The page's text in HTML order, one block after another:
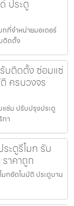
ประตู
ทที่จำหน่ายมอเตอร์
ติดตั้ง
รับติดตั้ง ซ่อมแซ่
ครบวงจร
แซ่ม ปรับปรุงประตู
า
ะตูรีโมท รับ
าคาถูก
มทอัตโนมัติ ประตูบาน